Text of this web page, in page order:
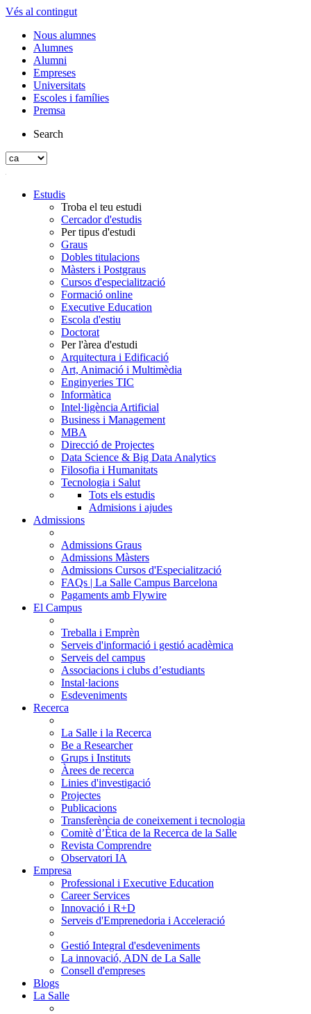
Vés al contingut
Nous alumnes
Alumnes
Alumni
Empreses
Universitats
Escoles i famílies
Premsa
Search
Estudis
Troba el teu estudi
Cercador d'estudis
Per tipus d'estudi
Graus
Dobles titulacions
Màsters i Postgraus
Cursos d'especialització
Formació online
Executive Education
Escola d'estiu
Doctorat
Per l'àrea d'estudi
Arquitectura i Edificació
Art, Animació i Multimèdia
Enginyeries TIC
Informàtica
Intel·ligència Artificial
Business i Management
MBA
Direcció de Projectes
Data Science & Big Data Analytics
Filosofia i Humanitats
Tecnologia i Salut
Tots els estudis
Admisions i ajudes
Admissions
Admissions Graus
Admissions Màsters
Admissions Cursos d'Especialització
FAQs | La Salle Campus Barcelona
Pagaments amb Flywire
El Campus
Treballa i Emprèn
Serveis d'informació i gestió acadèmica
Serveis del campus
Associacions i clubs d’estudiants
Instal·lacions
Esdeveniments
Recerca
La Salle i la Recerca
Be a Researcher
Grups i Instituts
Àrees de recerca
Linies d'investigació
Projectes
Publicacions
Transferència de coneixement i tecnologia
Comitè d’Ètica de la Recerca de la Salle
Revista Comprendre
Observatori IA
Empresa
Professional i Executive Education
Career Services
Innovació i R+D
Serveis d'Emprenedoria i Acceleració
Gestió Integral d'esdeveniments
La innovació, ADN de La Salle
Consell d'empreses
Blogs
La Salle